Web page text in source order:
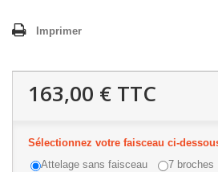
Imprimer
163,00 € TTC
Sélectionnez votre faisceau ci-
Attelage sans faisceau
7 broches